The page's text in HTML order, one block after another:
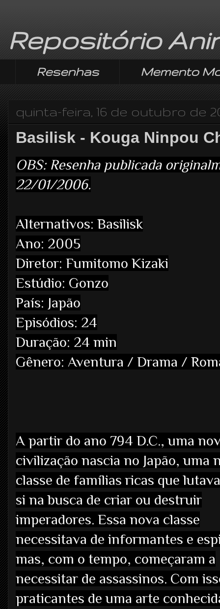
Repositório
Resenhas Memento
quinta-feira, 16 de outubro de
Basilisk - Kouga Ninpou
OBS: Resenha publicada
22/01/2006.
Alternativos: Basilisk
Ano: 2005
Diretor: Fumitomo Kizaki
Estúdio: Gonzo
País: Japão
Episódios: 24
Duração: 24 min
Gênero: Aventura / Drama /
A partir do ano 794 D.C., uma
civilização nascia no Japão, uma
classe de famílias ricas que
si na busca de criar ou destruir
imperadores. Essa nova classe
necessitava de informantes e
mas, com o tempo, começaram a
necessitar de assassinos. Com
praticantes de uma arte